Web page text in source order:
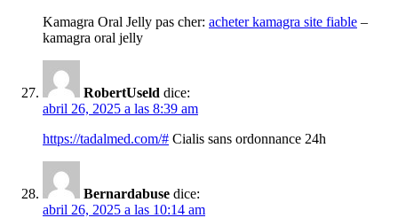
Kamagra Oral Jelly pas cher: acheter kamagra site fiable –
kamagra oral jelly
RobertUseld dice:
abril 26, 2025 a las 8:39 am
https://tadalmed.com/# Cialis sans ordonnance 24h
Bernardabuse dice:
abril 26, 2025 a las 10:14 am